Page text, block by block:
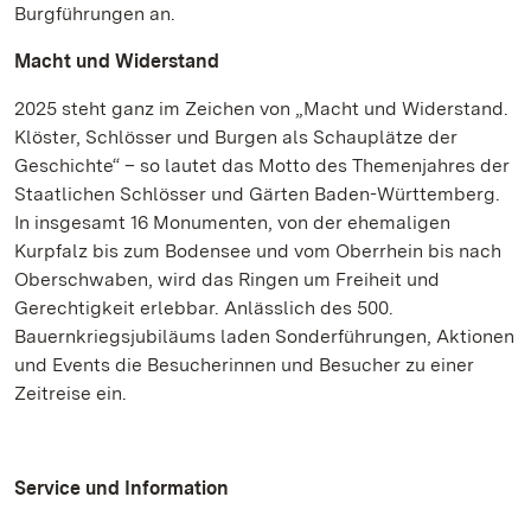
Burgführungen an.
Macht und Widerstand
2025 steht ganz im Zeichen von „Macht und Widerstand.
Klöster, Schlösser und Burgen als Schauplätze der
Geschichte“ – so lautet das Motto des Themenjahres der
Staatlichen Schlösser und Gärten Baden-Württemberg.
In insgesamt 16 Monumenten, von der ehemaligen
Kurpfalz bis zum Bodensee und vom Oberrhein bis nach
Oberschwaben, wird das Ringen um Freiheit und
Gerechtigkeit erlebbar. Anlässlich des 500.
Bauernkriegsjubiläums laden Sonderführungen, Aktionen
und Events die Besucherinnen und Besucher zu einer
Zeitreise ein.
Service und Information